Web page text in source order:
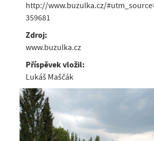
http://www.buzulka.cz/
359681
Zdroj:
www.buzulka.cz
Příspěvek vložil:
Lukáš Maščák